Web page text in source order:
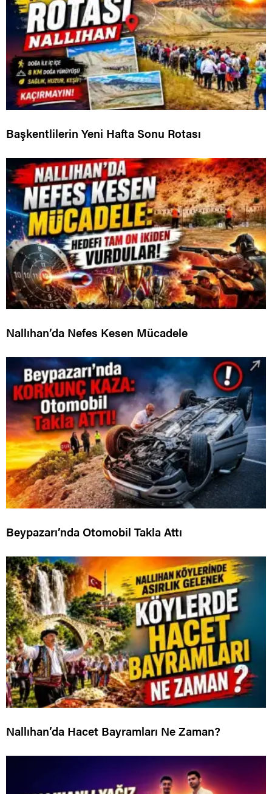
Başkentlilerin Yeni Hafta Sonu Rotası
Nallıhan’da Nefes Kesen Mücadele
Beypazarı’nda Otomobil Takla Attı
Nallıhan’da Hacet Bayramları Ne Zaman?